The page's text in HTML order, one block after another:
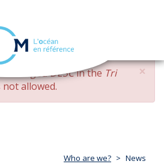
navigation
×
changed DESCin the Tri
allowed.
Who are we? News